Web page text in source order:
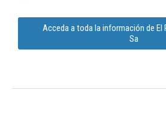
Acceda a toda la información de El
Sa